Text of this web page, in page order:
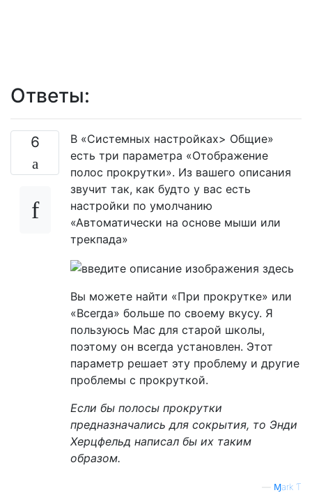
Ответы:
6
В «Системных настройках> Общие»
есть три параметра «Отображение
полос прокрутки». Из вашего описания
звучит так, как будто у вас есть
настройки по умолчанию
«Автоматически на основе мыши или
трекпада»
Вы можете найти «При прокрутке» или
«Всегда» больше по своему вкусу. Я
пользуюсь Mac для старой школы,
поэтому он всегда установлен. Этот
параметр решает эту проблему и другие
проблемы с прокруткой.
Если бы полосы прокрутки
предназначались для сокрытия, то Энди
Херцфельд написал бы их таким
образом.
Ɱark Ƭ